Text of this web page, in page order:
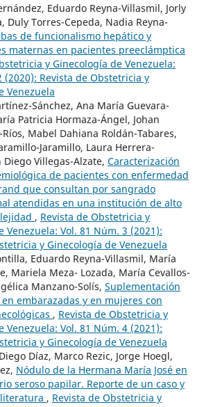
Eduardo Reyna-Villasmil, Jorly
Duly Torres-Cepeda, Nadia Reyna-
de funcionalismo hepático y
maternas en pacientes preeclámptica
y Ginecología de Venezuela:
(2020): Revista de Obstetricia y
Venezuela
Sánchez, Ana María Guevara-
Patricia Hormaza-Ángel, Johan
Mabel Dahiana Roldán-Tabares,
Jaramillo, Laura Herrera-
Diego Villegas-Alzate, Caracterización
de pacientes con enfermedad
que consultan por sangrado
atendidas en una institución de alto
, Revista de Obstetricia y
Venezuela: Vol. 81 Núm. 3 (2021):
y Ginecología de Venezuela
Eduardo Reyna-Villasmil, María
Mariela Meza- Lozada, María Cevallos-
Manzano-Solís, Suplementación
embarazadas y en mujeres con
, Revista de Obstetricia y
Venezuela: Vol. 81 Núm. 4 (2021):
y Ginecología de Venezuela
Díaz, Marco Rezic, Jorge Hoegl,
Nódulo de la Hermana María José en
seroso papilar. Reporte de un caso y
, Revista de Obstetricia y